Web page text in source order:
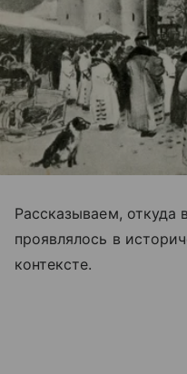
Рассказываем, откуда
проявлялось в
контексте.